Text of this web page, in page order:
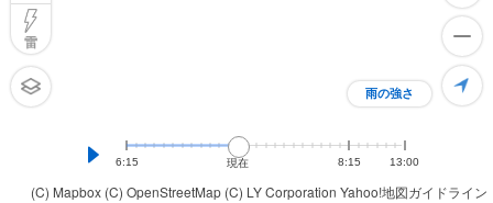
(C) Mapbox (C) OpenStreetMap (C) LY Corporation Yahoo!地図ガイドライン
雨の強さ
雷
6:15 現在 8:15 13:00